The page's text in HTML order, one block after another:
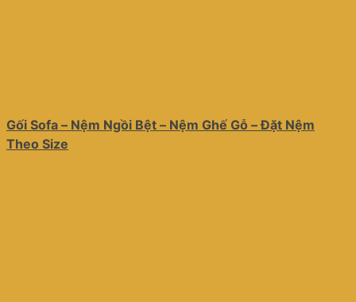
Gối Sofa – Nệm Ngồi Bệt – Nệm Ghế Gỗ – Đặt Nệm
Theo Size